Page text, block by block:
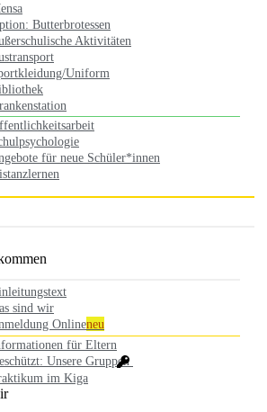
Butterbrotessen
Aktivitäten
Uniform
für neue Schüler*innen
sind wir
Onlineneu
für Eltern
Unsere Gruppen
im Kiga